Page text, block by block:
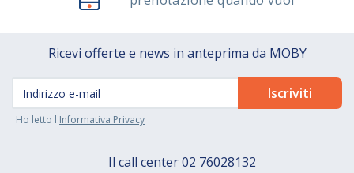
Ricevi offerte e news in anteprima da MOBY
Ho letto l'Informativa Privacy
Il call center02 76028132